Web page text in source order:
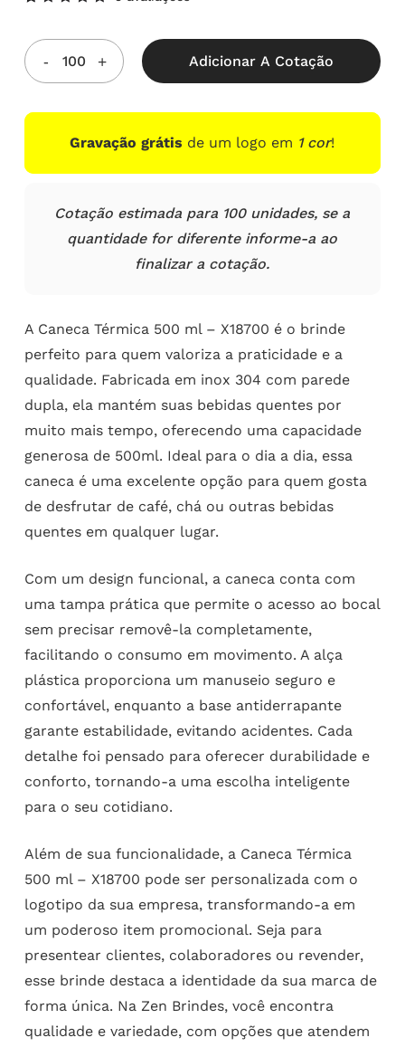
5.00de
5, com
baseado
em
clientes
Adicionar A Cotação
Gravação grátis de um logo em 1 cor!
Cotação estimada para 100 unidades, se a
quantidade for diferente informe-a ao
finalizar a cotação.
A Caneca Térmica 500 ml – X18700 é o brinde
perfeito para quem valoriza a praticidade e a
qualidade. Fabricada em inox 304 com parede
dupla, ela mantém suas bebidas quentes por
muito mais tempo, oferecendo uma capacidade
generosa de 500ml. Ideal para o dia a dia, essa
caneca é uma excelente opção para quem gosta
de desfrutar de café, chá ou outras bebidas
quentes em qualquer lugar.
Com um design funcional, a caneca conta com
uma tampa prática que permite o acesso ao bocal
sem precisar removê-la completamente,
facilitando o consumo em movimento. A alça
plástica proporciona um manuseio seguro e
confortável, enquanto a base antiderrapante
garante estabilidade, evitando acidentes. Cada
detalhe foi pensado para oferecer durabilidade e
conforto, tornando-a uma escolha inteligente
para o seu cotidiano.
Além de sua funcionalidade, a Caneca Térmica
500 ml – X18700 pode ser personalizada com o
logotipo da sua empresa, transformando-a em
um poderoso item promocional. Seja para
presentear clientes, colaboradores ou revender,
esse brinde destaca a identidade da sua marca de
forma única. Na Zen Brindes, você encontra
qualidade e variedade, com opções que atendem